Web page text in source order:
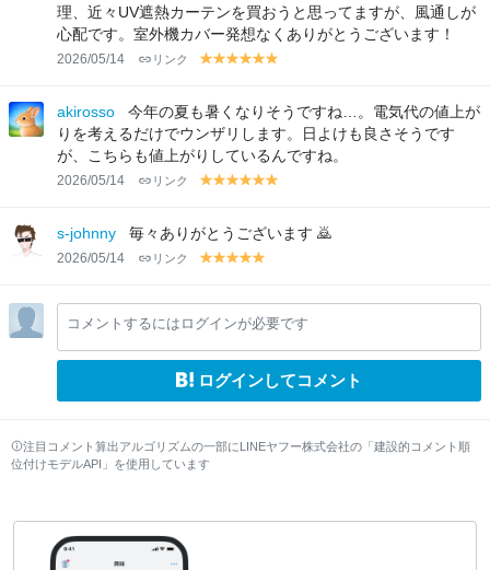
理、近々UV遮熱カーテンを買おうと思ってますが、風通しが
心配です。室外機カバー発想なくありがとうございます！
2026/05/14 リンク
y
lo
w
y
lo
w
y
lo
w
y
lo
w
y
lo
w
lo
w
akirosso
今年の夏も暑くなりそうですね…。電気代の値上が
りを考えるだけでウンザリします。日よけも良さそうです
が、こちらも値上がりしているんですね。
2026/05/14 リンク
y
lo
w
y
lo
w
y
lo
w
y
lo
w
y
lo
w
lo
s-johnny 毎々ありがとうございます 🙇
2026/05/14 リンク
y
lo
w
y
lo
w
y
lo
w
y
lo
w
lo
w
コメントするにはログインが必要です
ログインしてコメント
注目コメント算出アルゴリズムの一部にLINEヤフー株式会社の「建設的コメント順
位付けモデルAPI」を使用しています